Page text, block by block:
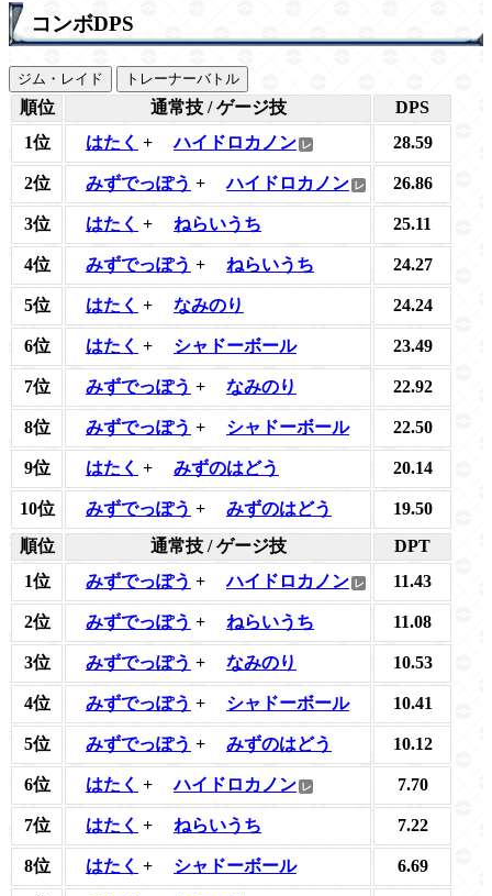
コンボDPS
ジム・レイド トレーナーバトル
順位 通常技 / ゲージ技
DPS
1位
はたく + ハイドロカノン 28.59
2位 みずでっぽう + ハイドロカノン 26.86
3位 はたく + ねらいうち 25.11
4位 みずでっぽう + ねらいうち 24.27
5位 はたく + なみのり 24.24
6位 はたく + シャドーボール 23.49
7位 みずでっぽう + なみのり 22.92
8位 みずでっぽう + シャドーボール 22.50
9位 はたく + みずのはどう 20.14
10位 みずでっぽう + みずのはどう
19.50
順位
通常技 / ゲージ技
DPT
1位
みずでっぽう + ハイドロカノン 11.43
2位 みずでっぽう + ねらいうち 11.08
3位 みずでっぽう + なみのり 10.53
4位 みずでっぽう + シャドーボール 10.41
5位 みずでっぽう + みずのはどう 10.12
6位 はたく + ハイドロカノン 7.70
7位 はたく + ねらいうち 7.22
8位 はたく + シャドーボール 6.69